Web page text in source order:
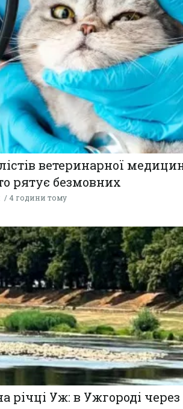
ветеринарної
рятує безмовних
4 години тому
річці Уж: в Ужгороді через